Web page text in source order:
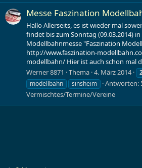
Messe Faszination
Hallo Allerseits, es ist wieder mal
findet bis zum Sonntag (09.03.2014)
Modellbahnmesse "Faszination
http://www.faszination-
modellbahn/ Hier ist auch schon mal
Werner 8871
Thema 4. März 2014
modellbahn
sinsheim Antworten:
Vermischtes/Termine/Vereine